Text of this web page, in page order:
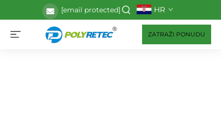
[email protected] HR
ZATRAŽI PONUDU